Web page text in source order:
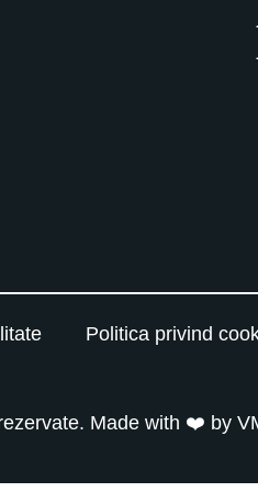
Politica privind
Made with ❤️ by